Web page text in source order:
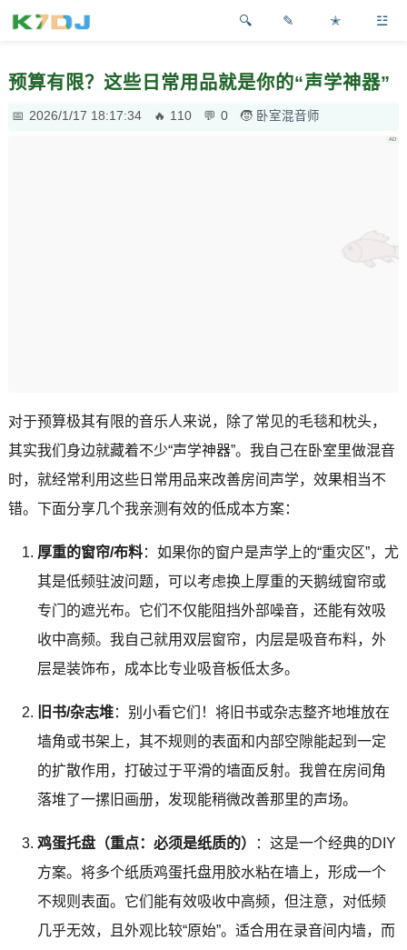
✎ ✭ ☳
预算有限？这些日常用品就是你的“声学神器”
2026/1/17 18:17:34 110 0 卧室混音师
对于预算极其有限的音乐人来说，除了常见的毛毯和枕头，
其实我们身边就藏着不少“声学神器”。我自己在卧室里做混音
时，就经常利用这些日常用品来改善房间声学，效果相当不
错。下面分享几个我亲测有效的低成本方案：
厚重的窗帘/布料：如果你的窗户是声学上的“重灾区”，尤
其是低频驻波问题，可以考虑换上厚重的天鹅绒窗帘或
专门的遮光布。它们不仅能阻挡外部噪音，还能有效吸
收中高频。我自己就用双层窗帘，内层是吸音布料，外
层是装饰布，成本比专业吸音板低太多。
旧书/杂志堆：别小看它们！将旧书或杂志整齐地堆放在
墙角或书架上，其不规则的表面和内部空隙能起到一定
的扩散作用，打破过于平滑的墙面反射。我曾在房间角
落堆了一摞旧画册，发现能稍微改善那里的声场。
鸡蛋托盘（重点：必须是纸质的）
：这是一个经典的DIY
方案。将多个纸质鸡蛋托盘用胶水粘在墙上，形成一个
不规则表面。它们能有效吸收中高频，但注意，对低频
几乎无效，且外观比较“原始”。适合用在录音间内墙，而